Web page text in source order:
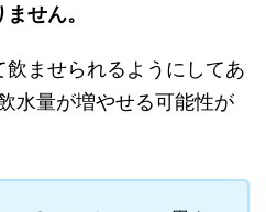
せん。
ませられるようにしてあ
水量が増やせる可能性が